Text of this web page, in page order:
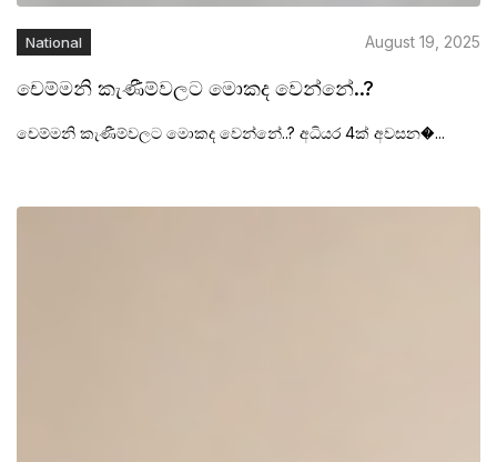
National August 19, 2025
චෙම්මනි කැණීම්වලට මොකද වෙන්නේ..?
චෙම්මනි කැණීම්වලට මොකද වෙන්නේ..? අධියර 4ක් අවසන�...